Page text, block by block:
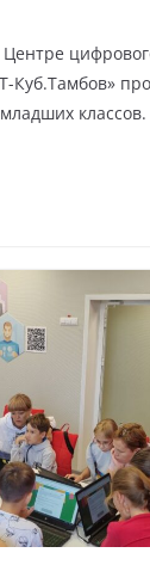
Центре
Куб.Тамбов»